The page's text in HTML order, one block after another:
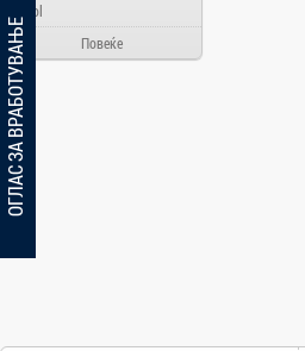
Ainol
Alcatel
Allview
Aloha Day
AMD
AOC
Apache
Повеќе
ОГЛАС ЗА ВРАБОТУВАЊЕ